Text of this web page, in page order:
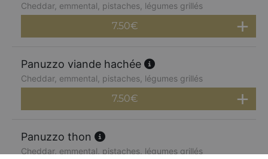
Cheddar, emmental, pistaches, légumes grillés
7.50€
Panuzzo viande hachée
Cheddar, emmental, pistaches, légumes grillés
7.50€
Panuzzo thon
Cheddar, emmental, pistaches, légumes grillés